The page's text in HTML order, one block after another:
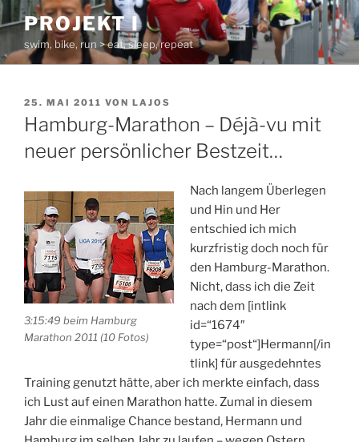
Zum
Inhalt
springen
PROJEKT I
swim, bike, run > eat, sleep, repeat
VERÖFFENTLICHT
AM
25. MAI 2011 VON LAJOS
Hamburg-Marathon – Déjà-vu mit
neuer persönlicher Bestzeit…
3:15:49 beim Hamburg
Marathon 2011 (10 Fotos)
Nach langem Überlegen
und Hin und Her
entschied ich mich
kurzfristig doch noch für
den Hamburg-Marathon.
Nicht, dass ich die Zeit
nach dem [intlink
id=“1674″
type=“post“]Hermann[/in
tlink] für ausgedehntes
Training genutzt hätte, aber ich merkte einfach, dass
ich Lust auf einen Marathon hatte. Zumal in diesem
Jahr die einmalige Chance bestand, Hermann und